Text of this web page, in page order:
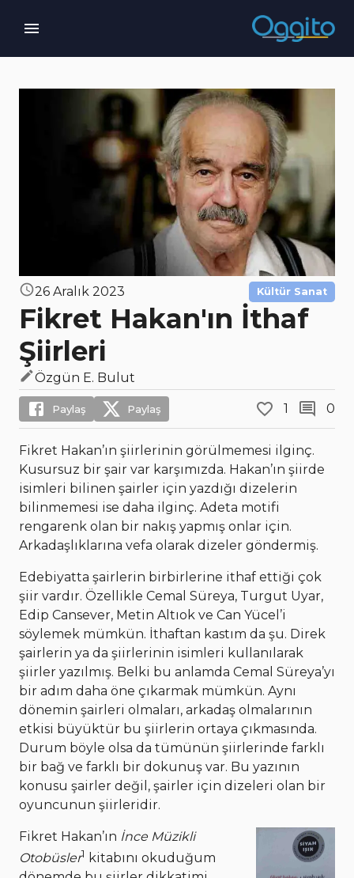
26 Aralık 2023 Kültür Sanat
Fikret Hakan'ın İthaf
Şiirleri
Özgün E. Bulut
Paylaş Paylaş 1 0
Fikret Hakan’ın şiirlerinin görülmemesi ilginç.
Kusursuz bir şair var karşımızda. Hakan’ın şiirde
isimleri bilinen şairler için yazdığı dizelerin
bilinmemesi ise daha ilginç. Adeta motifi
rengarenk olan bir nakış yapmış onlar için.
Arkadaşlıklarına vefa olarak dizeler göndermiş.
Edebiyatta şairlerin birbirlerine ithaf ettiği çok
şiir vardır. Özellikle Cemal Süreya, Turgut Uyar,
Edip Cansever, Metin Altıok ve Can Yücel’i
söylemek mümkün. İthaftan kastım da şu. Direk
şairlerin ya da şiirlerinin isimleri kullanılarak
şiirler yazılmış. Belki bu anlamda Cemal Süreya’yı
bir adım daha öne çıkarmak mümkün. Aynı
dönemin şairleri olmaları, arkadaş olmalarının
etkisi büyüktür bu şiirlerin ortaya çıkmasında.
Durum böyle olsa da tümünün şiirlerinde farklı
bir bağ ve farklı bir dokunuş var. Bu yazının
konusu şairler değil, şairler için dizeleri olan bir
oyuncunun şiirleridir.
Fikret Hakan’ın İnce Müzikli
Otobüsler1 kitabını okuduğum